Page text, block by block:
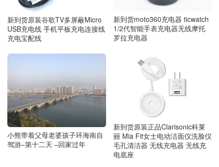
新到货原装谷歌TV多屏蔽Micro
USB充电线 手机平板充电连接线
充电宝配线
新到货moto360充电器 ticwatch
1/2代智能手表充电器无线摩托
罗拉充电器
小熊带着父母老婆孩子环海南自
驾游–第十二天 –回家过年
新到货原装正品Clarisonic科莱
丽 Mia Fit女士电动洁面仪洗脸仪
毛孔清洁器 无线充电器 无线充
电底座